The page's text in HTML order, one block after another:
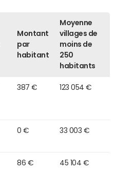
Montant
par
habitant
Moyenne
villages de
moins de
250
habitants
387 € 123 054 €
0 € 33 003 €
86 € 45 104 €